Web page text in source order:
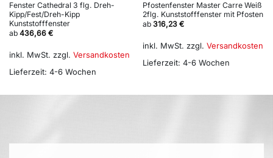
Fenster Cathedral 3 flg. Dreh-
Kipp/Fest/Dreh-Kipp
Kunststofffenster
ab 436,66 €
inkl. MwSt. zzgl. Versandkosten
Lieferzeit: 4-6 Wochen
Pfostenfenster Master Carre Weiß
2flg. Kunststofffenster mit Pfosten
ab 316,23 €
inkl. MwSt. zzgl. Versandkosten
Lieferzeit: 4-6 Wochen